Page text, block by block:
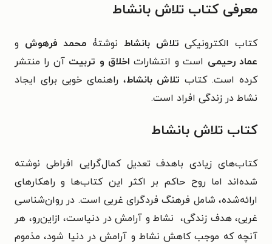
معرفی کتاب تلاش بانشاط
کتاب الکترونیکی تلاش بانشاط نوشتۀ محمد فرهوش و
عماد رحیمی است و انتشاراتاخلاق و تربیت آن را منتشر
کرده است. کتاب تلاش بانشاط، راهنمای خوبی برای ایجاد
نشاط در زندگی افراد است.
کتاب تلاش بانشاط
کتاب‌های زیادی باهدف تعدیل کمال‌گرایی افراطی نوشته
شده‌اند اما روح حاکم بر اکثر این کتاب‌ها و راهکارهای
ارائه‌شده، شامل فرهنگ فردگرای غربی است. در روان‌شناسی
غربی، هدف زندگی، ‌ نشاط و آرامش در دنیاست، ازاین‌رو، هر
آنچه که موجب کاهش نشاط و آرامش در دنیا شود، مذموم